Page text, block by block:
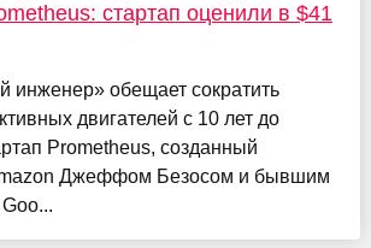
стартап оценили в $41
инженер» обещает сократить
двигателей с 10 лет до
Prometheus, созданный
Джеффом Безосом и бывшим